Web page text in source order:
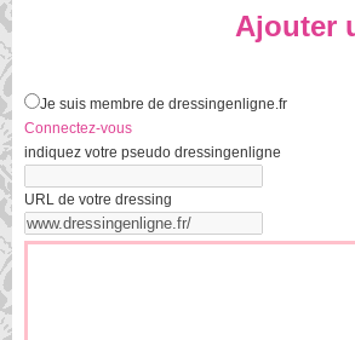
Ajouter
Je suis membre de dressingenligne.fr
Connectez-vous
indiquez votre pseudo dressingenligne
URL de votre dressing